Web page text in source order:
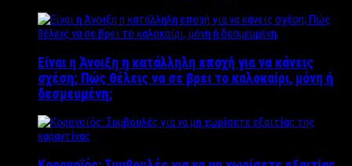
Είναι η Άνοιξη η κατάλληλη εποχή για να κάνεις
σχέση; Πώς θέλεις να σε βρει το καλοκαίρι, μόνη ή
δεσμευμένη;